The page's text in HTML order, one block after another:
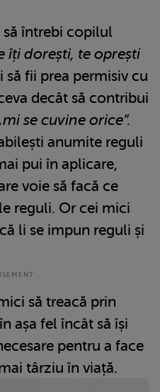
să întrebi copilul
îți dorești, te oprești
să fii prea permisiv cu
decât să contribui
se cuvine orice”.
anumite reguli
pui în aplicare,
voie să facă ce
reguli. Or cei mici
li se impun reguli și
să treacă prin
așa fel încât să își
pentru a face
târziu în viață.